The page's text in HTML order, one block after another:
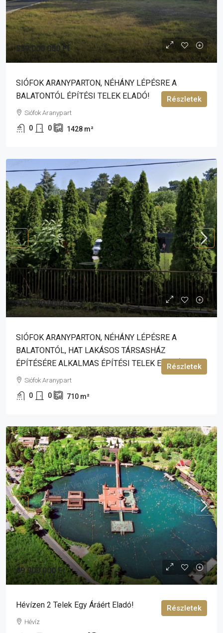
559 000 000 Ft
SIÓFOK ARANYPARTON, NÉHÁNY LÉPÉSRE A
BALATONTÓL ÉPÍTÉSI TELEK ELADÓ!
Siófok Aranypart
0 0 1428 m²
Részletek
299 900 000 Ft
SIÓFOK ARANYPARTON, NÉHÁNY LÉPÉSRE A
BALATONTÓL, HAT LAKÁSOS TÁRSASHÁZ
ÉPÍTÉSÉRE ALKALMAS ÉPÍTÉSI TELEK ELADÓ!
Siófok Aranypart
0 0 710 m²
Részletek
69 900 000 Ft
Hévízen 2 Telek Egy Áráért Eladó!
Hévíz
Részletek